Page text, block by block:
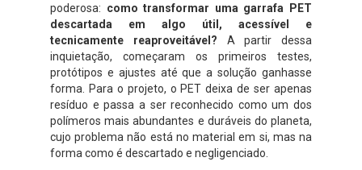
poderosa: como transformar uma garrafa PET
descartada em algo útil, acessível e
tecnicamente reaproveitável? A partir dessa
inquietação, começaram os primeiros testes,
protótipos e ajustes até que a solução ganhasse
forma. Para o projeto, o PET deixa de ser apenas
resíduo e passa a ser reconhecido como um dos
polímeros mais abundantes e duráveis do planeta,
cujo problema não está no material em si, mas na
forma como é descartado e negligenciado.